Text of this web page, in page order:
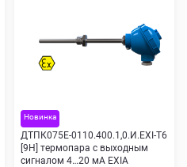
Новинка
ДТПК075Е-0110.400.1,0.И.ЕХI-Т6
[9Н] термопара с выходным
сигналом 4…20 мА EXIA